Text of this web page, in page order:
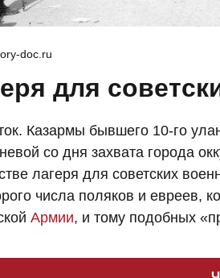
doc.ru
для
Казармы бывшего 10-го
со дня захвата города
лагеря для советских
числа поляков и евреев,
Армии, и тому подобных